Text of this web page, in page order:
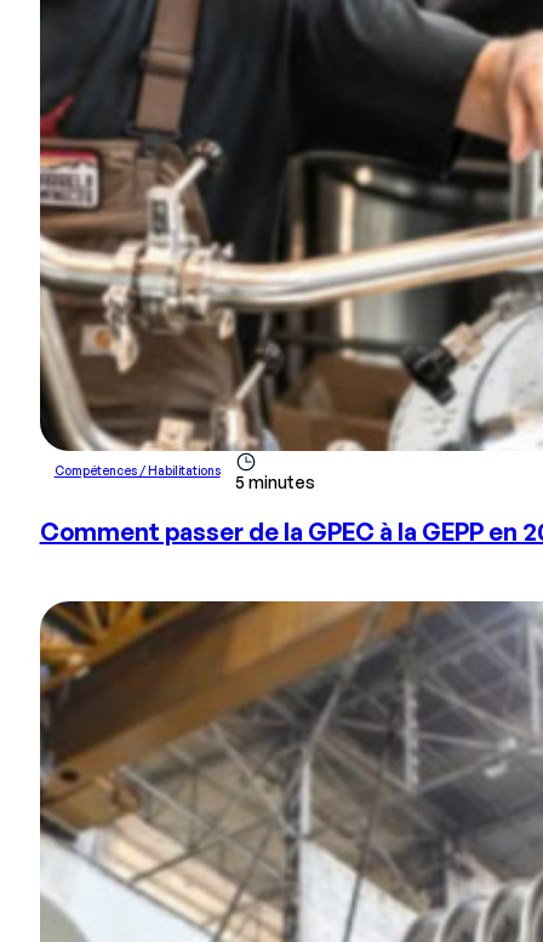
Compétences / Habilitations
5 minutes
Comment passer de la GPEC à la GEPP en